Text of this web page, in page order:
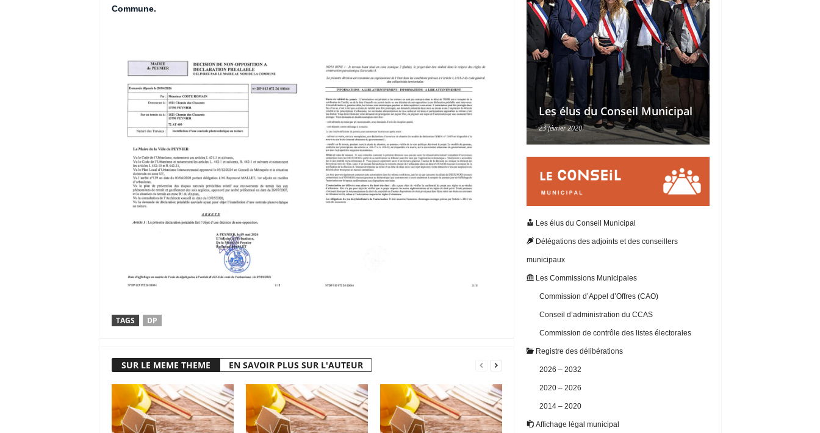
Commune.
TAGS DP
SUR LE MEME THEME EN SAVOIR PLUS SUR L'AUTEUR
Les élus du Conseil Municipal
23 février 2020
Les élus du Conseil Municipal
Délégations des adjoints et des conseillers
municipaux
Les Commissions Municipales
Commission d’Appel d’Offres (CAO)
Conseil d’administration du CCAS
Commission de contrôle des listes électorales
Registre des délibérations
2026 – 2032
2020 – 2026
2014 – 2020
Affichage légal municipal